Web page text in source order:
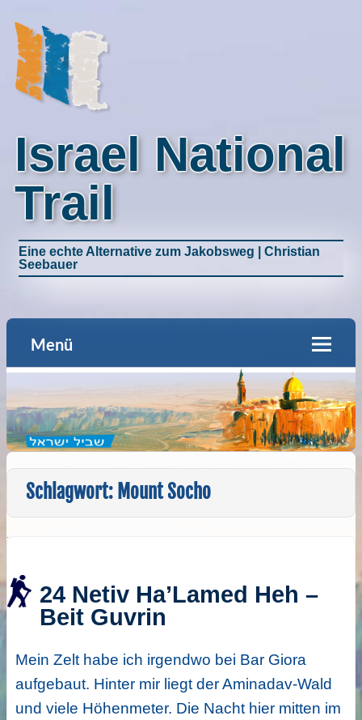
Israel National
Trail
Eine echte Alternative zum Jakobsweg | Christian
Seebauer
Menü
Schlagwort: Mount Socho
24 Netiv Ha’Lamed Heh –
Beit Guvrin
Mein Zelt habe ich irgendwo bei Bar Giora
aufgebaut. Hinter mir liegt der Aminadav-Wald
und viele Höhenmeter. Die Nacht hier mitten im